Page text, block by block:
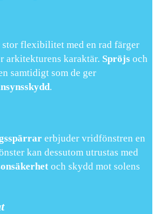
flexibilitet med en rad färger
arkitekturens karaktär. Spröjs och
samtidigt som de ger
.
erbjuder vridfönstren en
kan dessutom utrustas med
och skydd mot solens